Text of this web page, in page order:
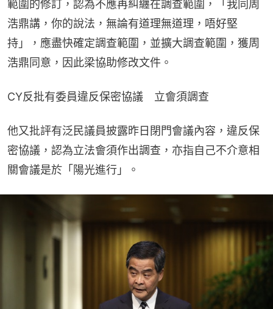
範圍的修訂，認為不應再糾纏在調查範圍，「我同周
浩鼎講，你的說法，無論有道理無道理，唔好堅
持」，應盡快確定調查範圍，並擴大調查範圍，獲周
浩鼎同意，因此梁協助修改文件。
CY反批有委員違反保密協議　立會須調查
他又批評有泛民議員披露昨日閉門會議內容，違反保
密協議，認為立法會須作出調查，亦指自己不介意相
關會議是於「陽光進行」。